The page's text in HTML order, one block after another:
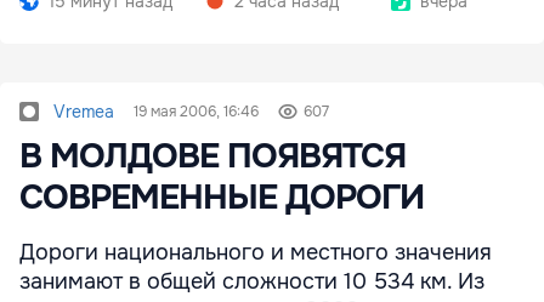
Vremea 19 мая 2006, 16:46 607
В МОЛДОВЕ ПОЯВЯТСЯ
СОВРЕМЕННЫЕ ДОРОГИ
Дороги национального и местного значения
занимают в общей сложности 10 534 км. Из